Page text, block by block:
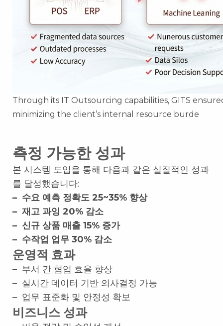
Through its IT Outsourcing capabilities, GITS
minimizing the client’s internal resource burde
측정 가능한 성과
본 시스템 도입을 통해 다음과 같은 실질적인 성과
를 달성했습니다:
– 수요 예측 정확도 25~35% 향상
– 재고 과잉 20% 감소
– 신규 상품 매출 15% 증가
– 수작업 업무 30% 감소
운영적 효과
– 부서 간 협업 효율 향상
– 실시간 데이터 기반 의사결정 가능
– 업무 표준화 및 안정성 확보
비즈니스 성과